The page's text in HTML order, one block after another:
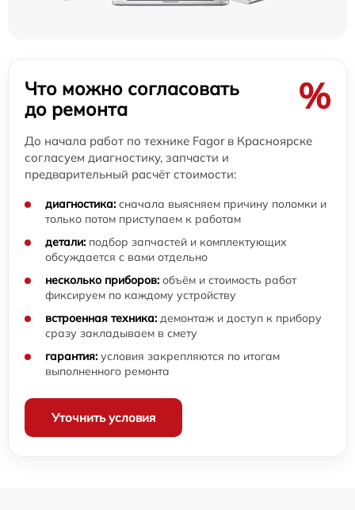
Что можно согласовать
до ремонта
%
До начала работ по технике Fagor в Красноярске
согласуем диагностику, запчасти и
предварительный расчёт стоимости:
диагностика: сначала выясняем причину поломки и
только потом приступаем к работам
детали: подбор запчастей и комплектующих
обсуждается с вами отдельно
несколько приборов: объём и стоимость работ
фиксируем по каждому устройству
встроенная техника: демонтаж и доступ к прибору
сразу закладываем в смету
гарантия: условия закрепляются по итогам
выполненного ремонта
Уточнить условия